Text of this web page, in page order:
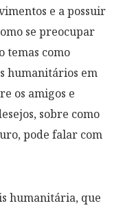
e a possuir
se preocupar
temas como
humanitários em
os amigos e
sobre como
pode falar com
humanitária, que